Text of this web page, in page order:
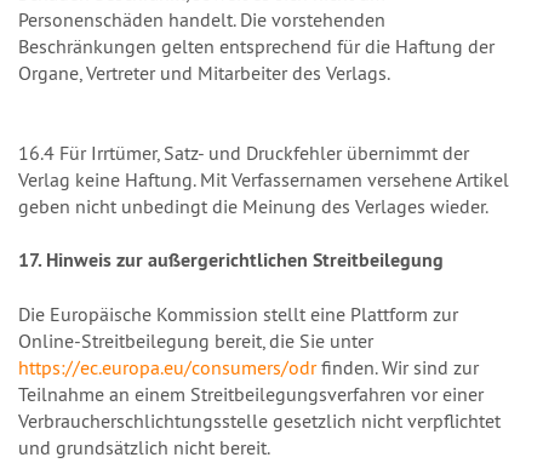
Personenschäden handelt. Die vorstehenden
Beschränkungen gelten entsprechend für die Haftung der
Organe, Vertreter und Mitarbeiter des Verlags.
16.4 Für Irrtümer, Satz- und Druckfehler übernimmt der
Verlag keine Haftung. Mit Verfassernamen versehene Artikel
geben nicht unbedingt die Meinung des Verlages wieder.
17. Hinweis zur außergerichtlichen Streitbeilegung
Die Europäische Kommission stellt eine Plattform zur
Online-Streitbeilegung bereit, die Sie unter
https://ec.europa.eu/consumers/odrfinden. Wir sind zur
Teilnahme an einem Streitbeilegungsverfahren vor einer
Verbraucherschlichtungsstelle gesetzlich nicht verpflichtet
und grundsätzlich nicht bereit.